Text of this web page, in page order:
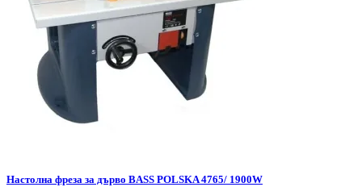
Настолна фреза за дърво BASS POLSKA 4765/ 1900W